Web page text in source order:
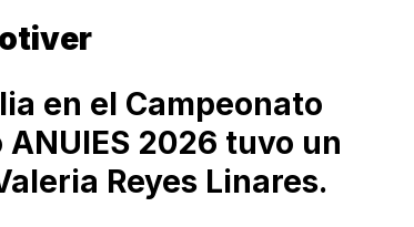
en el Campeonato
2026 tuvo un
Reyes Linares.